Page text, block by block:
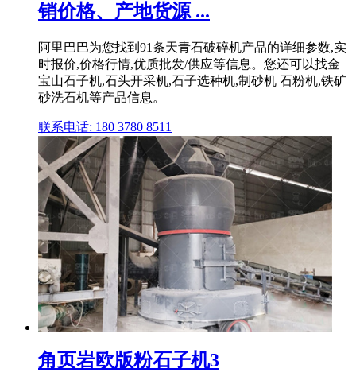
销价格、产地货源 ...
阿里巴巴为您找到91条天青石破碎机产品的详细参数,实
时报价,价格行情,优质批发/供应等信息。您还可以找金
宝山石子机,石头开采机,石子选种机,制砂机 石粉机,铁矿
砂洗石机等产品信息。
联系电话: 180 3780 8511
角页岩欧版粉石子机3